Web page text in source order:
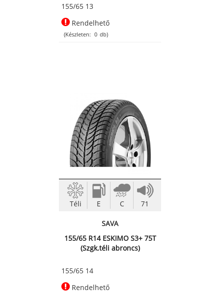
155/65 13
Rendelhető
(Készleten: 0 db)
Téli E C 71
SAVA
155/65 R14 ESKIMO S3+ 75T
(Szgk.téli abroncs)
155/65 14
Rendelhető